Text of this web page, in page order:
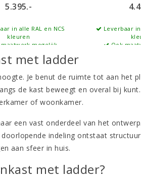
5.395.-
in alle RAL en NCS
kleuren
maatwerk mogelijk
Leverbaar in
Ook
met ladder
Je benut de ruimte tot aan het
de kast beweegt en overal bij
of woonkamer.
een vast onderdeel van het
indeling ontstaat
aan sfeer in huis.
met ladder?